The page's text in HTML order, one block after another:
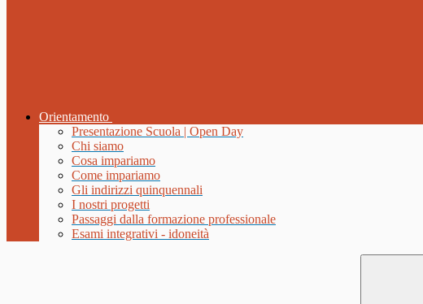
Orientamento
Presentazione Scuola | Open Day
Chi siamo
Cosa impariamo
Come impariamo
Gli indirizzi quinquennali
I nostri progetti
Passaggi dalla formazione professionale
Esami integrativi - idoneità